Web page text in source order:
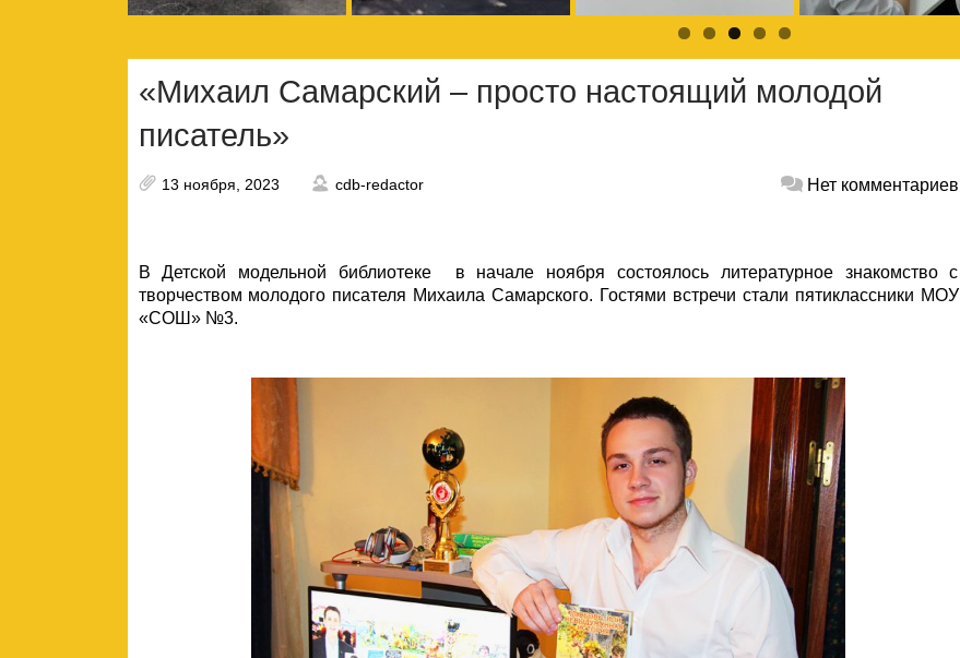
«Михаил Самарский – просто настоящий молодой
писатель»
13 ноября, 2023 cdb-redactor Нет комментариев
В Детской модельной библиотеке в начале ноября состоялось литературное знакомство с
творчеством молодого писателя Михаила Самарского. Гостями встречи стали пятиклассники МОУ
«СОШ» №3.